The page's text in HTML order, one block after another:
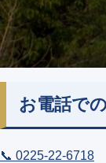
お電話で
📞 0225-22-6718